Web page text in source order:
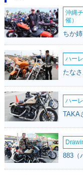
沖縄
催）
ハー
ハー